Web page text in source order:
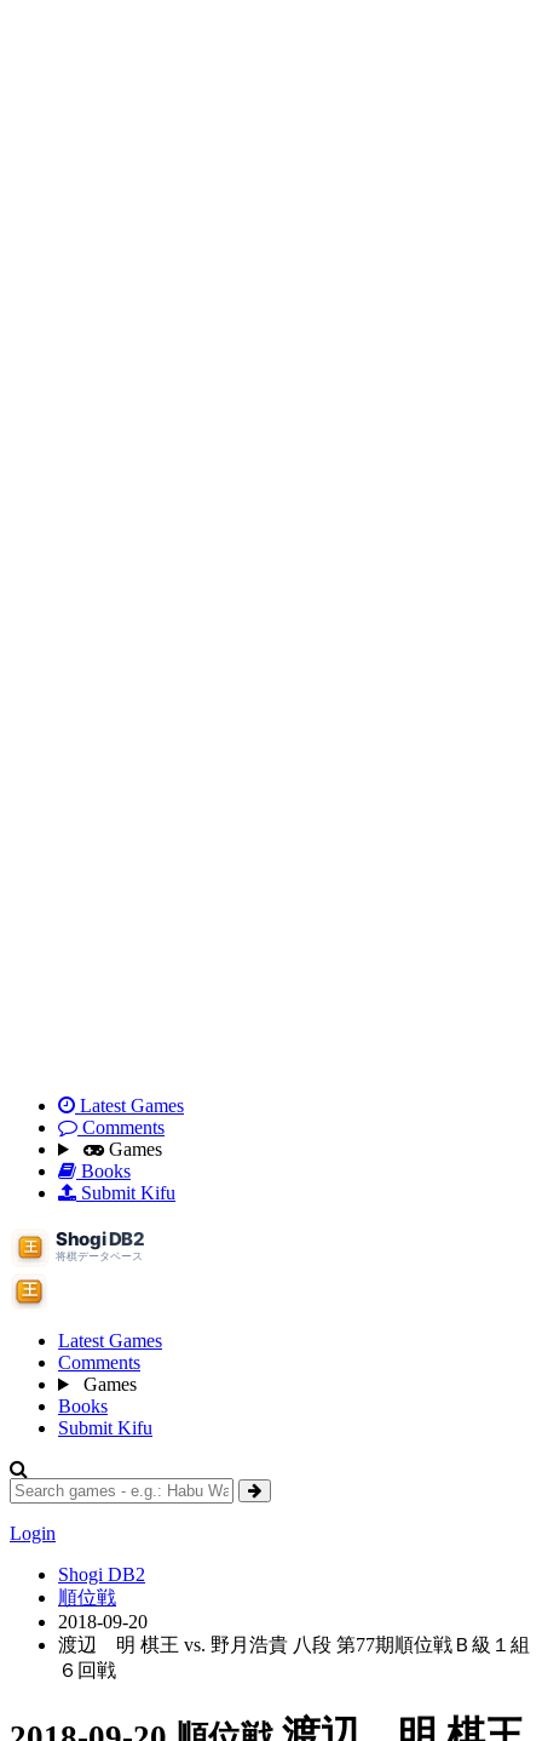
Latest Games
Comments
Games
Books
Submit Kifu
Latest Games
Comments
Games
Books
Submit Kifu
Login
Shogi DB2
順位戦
2018-09-20
渡辺 明 棋王 vs. 野月浩貴 八段 第77期順位戦Ｂ級１組
６回戦